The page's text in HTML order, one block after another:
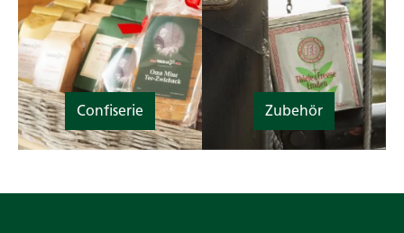
Confiserie Zubehör